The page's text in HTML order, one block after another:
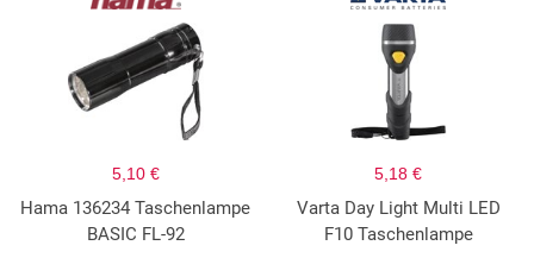
5,10 €
Hama 136234 Taschenlampe
BASIC FL-92
5,18 €
Varta Day Light Multi LED
F10 Taschenlampe